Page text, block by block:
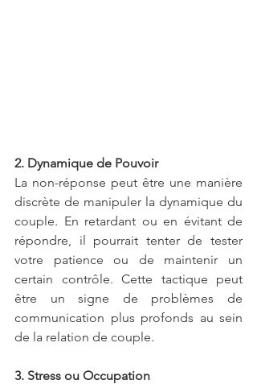
2. Dynamique de Pouvoir
La non-réponse peut être une manière
discrète de manipuler la dynamique du
couple. En retardant ou en évitant de
répondre, il pourrait tenter de tester
votre patience ou de maintenir un
certain contrôle. Cette tactique peut
être un signe de problèmes de
communication plus profonds au sein
de la relation de couple.
3. Stress ou Occupation